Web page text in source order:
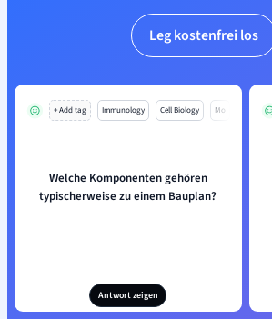
Leg kostenfrei los
+ Add tag Immunology Cell Biology Mo
Welche Komponenten gehören
typischerweise zu einem Bauplan?
Antwort zeigen